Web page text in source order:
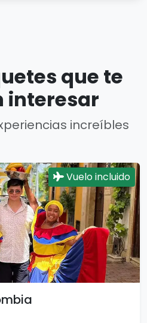
que te
interesar
increíbles
Vuelo incluido